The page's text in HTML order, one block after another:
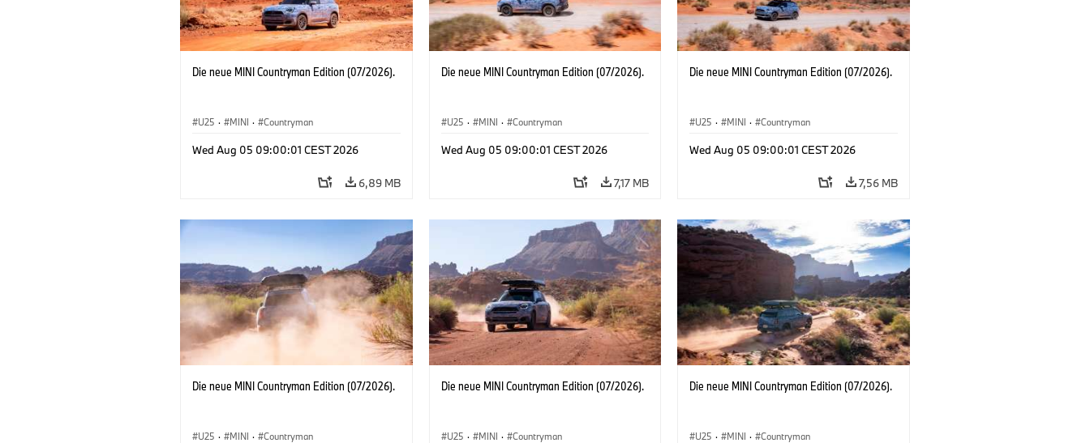
Die neue MINI Countryman Edition (07/2026).
U25 · MINI · Countryman
Wed Aug 05 09:00:01 CEST 2026
6,89 MB
Die neue MINI Countryman Edition (07/2026).
U25 · MINI · Countryman
Wed Aug 05 09:00:01 CEST 2026
7,17 MB
Die neue MINI Countryman Edition (07/2026).
U25 · MINI · Countryman
Wed Aug 05 09:00:01 CEST 2026
7,56 MB
Die neue MINI Countryman Edition (07/2026).
U25 · MINI · Countryman
Die neue MINI Countryman Edition (07/2026).
U25 · MINI · Countryman
Die neue MINI Countryman Edition (07/2026).
U25 · MINI · Countryman